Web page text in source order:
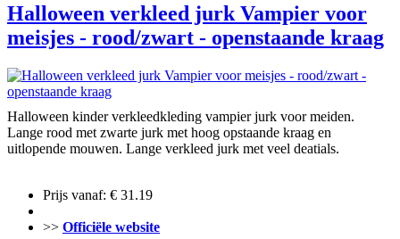
Halloween verkleed jurk Vampier voor
meisjes - rood/zwart - openstaande kraag
Halloween kinder verkleedkleding vampier jurk voor meiden.
Lange rood met zwarte jurk met hoog opstaande kraag en
uitlopende mouwen. Lange verkleed jurk met veel deatials.
Prijs vanaf: € 31.19
>> Officiële website